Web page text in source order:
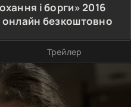
і борги»2016
онлайн безкоштовно
Трейлер